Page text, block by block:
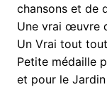
chansons et de
Une vrai œuvre
Un Vrai tout
Petite médaille
et pour le